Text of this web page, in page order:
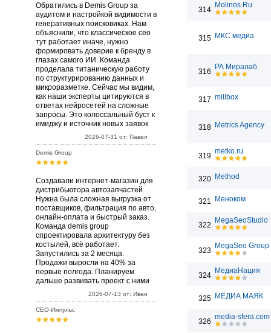
Обратились в Demis Group за
аудитом и настройкой видимости в
генеративных поисковиках. Нам
объяснили, что классическое сео
тут работает иначе, нужно
формировать доверие к бренду в
глазах самого ИИ. Команда
проделала титаническую работу
по структурированию данных и
микроразметке. Сейчас мы видим,
как наши эксперты цитируются в
ответах нейросетей на сложные
запросы. Это колоссальный буст к
имиджу и источник новых заявок
2026-07-31 от: Павел
Demis Group
Создавали интернет-магазин для
дистрибьютора автозапчастей.
Нужна была сложная выгрузка от
поставщиков, фильтрация по авто,
онлайн-оплата и быстрый заказ.
Команда demis group
спроектировала архитектуру без
костылей, всё работает.
Запустились за 2 месяца.
Продажи выросли на 40% за
первые полгода. Планируем
дальше развивать проект с ними
2026-07-13 от: Иван
СЕО-Импульс
314
Molinos.Ru
315 МКС медиа
316
РА Миралаб
317 millbox
318 Metrics Agency
319
metko.ru
320 Method
321 Меноком
322
MegaSeoStudio
323
MegaSeo Group
324
МедиаНация
325 МЕДИА МАЯК
326
media-sfera.com